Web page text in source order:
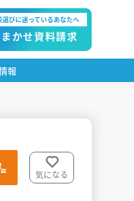
選びに迷っているあなたへ
かせ資料請求
報
気になる